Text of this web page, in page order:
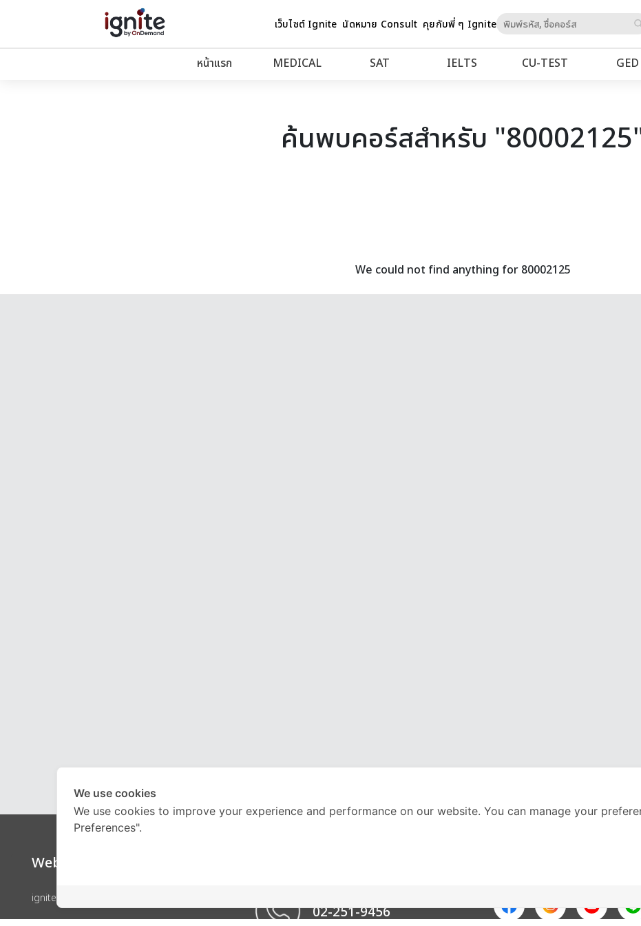
เว็บไซต์ Ignite นัดหมาย Consult คุยกับพี่ ๆ Igniteto
หน้าแรก MEDICAL SAT IELTS CU‑TEST GED
ค้นพบคอร์สสำหรับ
We could not find anything for 80002125
Website
ignite by OnDemand
02-251-9456
We use cookies
We use cookies to improve your experience and performance on our website. You can manage your
Preferences".